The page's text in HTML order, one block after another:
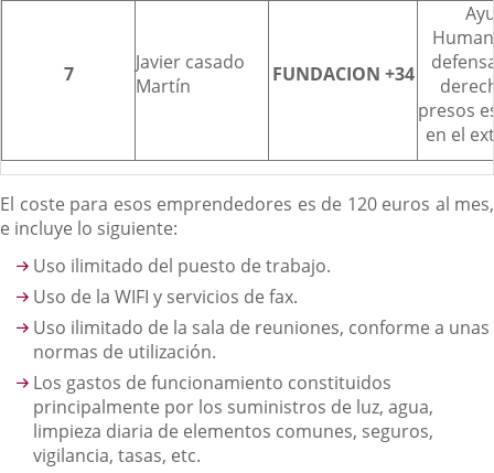
7
Javier casado
Martín
FUNDACION +34
presos
en el
El coste para esos emprendedores es de 120 euros al mes,
e incluye lo siguiente:
Uso ilimitado del puesto de trabajo.
Uso de la WIFI y servicios de fax.
Uso ilimitado de la sala de reuniones, conforme a unas
normas de utilización.
Los gastos de funcionamiento constituidos
principalmente por los suministros de luz, agua,
limpieza diaria de elementos comunes, seguros,
vigilancia, tasas, etc.